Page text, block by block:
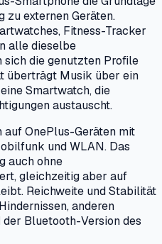
zu externen Geräten.
Fitness-Tracker
alle dieselbe
sich die genutzten Profile
überträgt Musik über ein
Smartwatch, die
austauscht.
OnePlus-Geräten mit
und WLAN. Das
auch ohne
gleichzeitig aber auf
Reichweite und Stabilität
anderen
Bluetooth-Version des